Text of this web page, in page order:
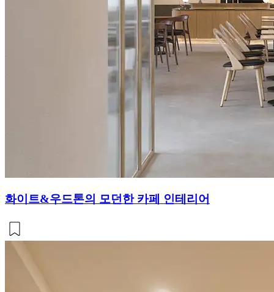
화이트&우드톤의 모던한 카페 인테리어